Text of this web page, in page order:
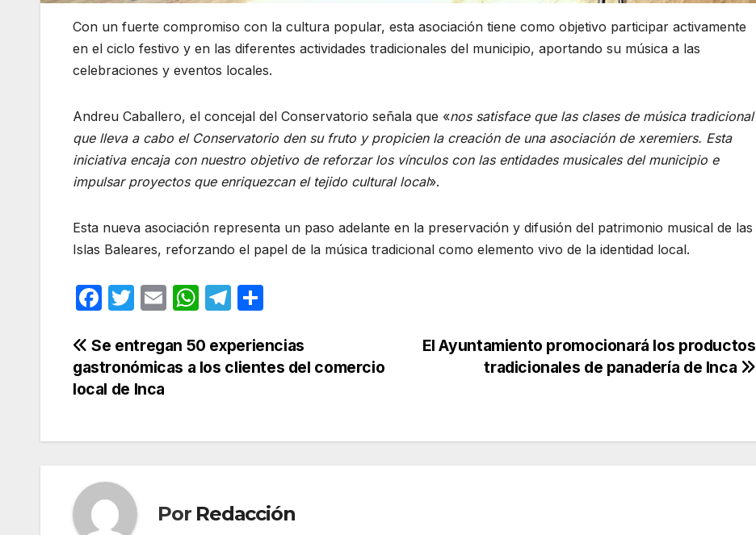
Con un fuerte compromiso con la cultura popular, esta asociación tiene como objetivo participar activamente
en el ciclo festivo y en las diferentes actividades tradicionales del municipio, aportando su música a las
celebraciones y eventos locales.
Andreu Caballero, el concejal del Conservatorio señala que «nos satisface que las clases de música tradicional
que lleva a cabo el Conservatorio den su fruto y propicien la creación de una asociación de xeremiers. Esta
iniciativa encaja con nuestro objetivo de reforzar los vínculos con las entidades musicales del municipio e
impulsar proyectos que enriquezcan el tejido cultural local».
Esta nueva asociación representa un paso adelante en la preservación y difusión del patrimonio musical de las
Islas Baleares, reforzando el papel de la música tradicional como elemento vivo de la identidad local.
F
c
e
b
o
k
T
itt
er
E
ail
W
at
s
p
T
e
gr
m
p
Navegación
de
El Ayuntamiento promocionará los productos
tradicionales de panadería de Inca
Se entregan 50 experiencias
gastronómicas a los clientes del comercio
local de Inca
Por Redacción